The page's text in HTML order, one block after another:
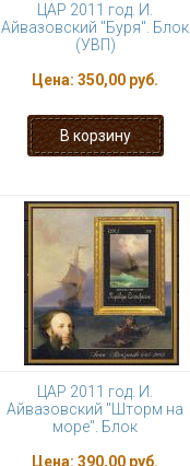
ЦАР 2011 год. И.
Айвазовский "Буря". Блок
(УВП)
Цена: 350,00 руб.
ЦАР 2011 год. И.
Айвазовский "Шторм на
море". Блок
Цена: 390,00 руб.